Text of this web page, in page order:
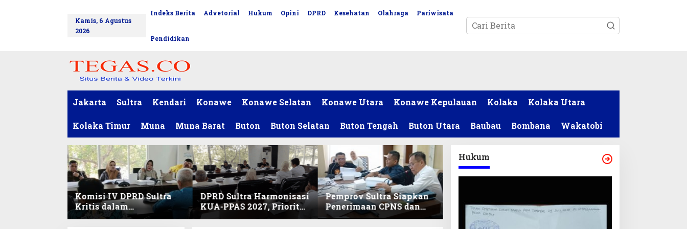
Kamis, 6 Agustus
2026
Indeks Berita Advetorial Hukum Opini DPRD Kesehatan Olahraga Pariwisata
Pendidikan
Jakarta Sultra Kendari Konawe Konawe Selatan Konawe Utara Konawe Kepulauan Kolaka Kolaka Utara
Kolaka Timur Muna Muna Barat Buton Buton Selatan Buton Tengah Buton Utara Baubau Bombana Wakatobi
Komisi IV DPRD Sultra
Kritis dalam
Harmonisasi KUA-PPAS
DPRD Sultra Harmonisasi
KUA-PPAS 2027, Prioritas
Pendidikan, Kebudayaan,
Pemprov Sultra Siapkan
Penerimaan CPNS dan
PPPK 2027, DPRD Sultra
Hukum